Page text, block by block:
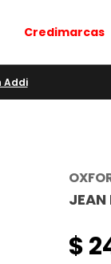
Credimarcas
Addi
JEAN
$